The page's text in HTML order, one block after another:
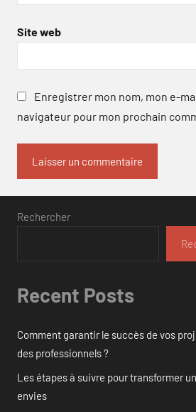
Site web
Enregistrer mon nom, mon e-
navigateur pour mon prochain
Rechercher
Recent Posts
Comment garantir le succès de vos
des professionnels ?
Les étapes à suivre pour transformer
envies